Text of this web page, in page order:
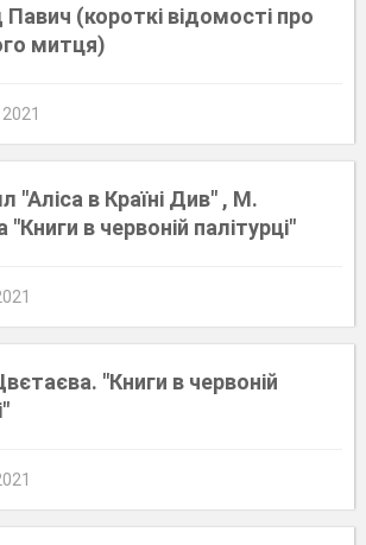
(короткі відомості про
митця)
"Аліса в Країні Див" , М.
в червоній палітурці"
"Книги в червоній